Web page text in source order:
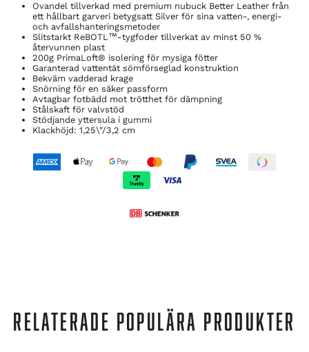
Ovandel tillverkad med premium nubuck Better Leather från
ett hållbart garveri betygsatt Silver för sina vatten-, energi-
och avfallshanteringsmetoder
Slitstarkt ReBOTL™-tygfoder tillverkat av minst 50 %
återvunnen plast
200g PrimaLoft® isolering för mysiga fötter
Garanterad vattentät sömförseglad konstruktion
Bekväm vadderad krage
Snörning för en säker passform
Avtagbar fotbädd mot trötthet för dämpning
Stålskaft för valvstöd
Stödjande yttersula i gummi
Klackhöjd: 1,25\"/3,2 cm
RELATERADE POPULÄRA PRODUKTER